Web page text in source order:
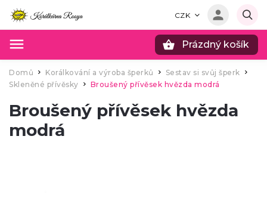
CZK
Prázdný košík
Domů / Korálkování a výroba šperků Sestav si svůj šperk
Skleněné přívěsky
Broušený přívěsek hvězda modrá
Broušený přívěsek hvězda
modrá